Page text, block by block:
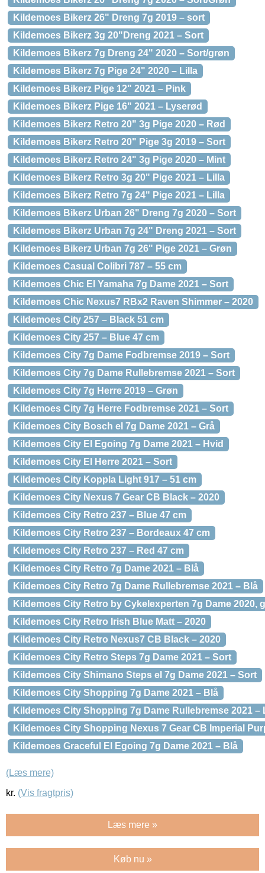
Kildemoes Bikerz 26" Dreng 7g 2019 – sort
Kildemoes Bikerz 3g 20"Dreng 2021 – Sort
Kildemoes Bikerz 7g Dreng 24" 2020 – Sort/grøn
Kildemoes Bikerz 7g Pige 24" 2020 – Lilla
Kildemoes Bikerz Pige 12" 2021 – Pink
Kildemoes Bikerz Pige 16" 2021 – Lyserød
Kildemoes Bikerz Retro 20" 3g Pige 2020 – Rød
Kildemoes Bikerz Retro 20" Pige 3g 2019 – Sort
Kildemoes Bikerz Retro 24" 3g Pige 2020 – Mint
Kildemoes Bikerz Retro 3g 20" Pige 2021 – Lilla
Kildemoes Bikerz Retro 7g 24" Pige 2021 – Lilla
Kildemoes Bikerz Urban 26" Dreng 7g 2020 – Sort
Kildemoes Bikerz Urban 7g 24" Dreng 2021 – Sort
Kildemoes Bikerz Urban 7g 26" Pige 2021 – Grøn
Kildemoes Casual Colibri 787 – 55 cm
Kildemoes Chic El Yamaha 7g Dame 2021 – Sort
Kildemoes Chic Nexus7 RBx2 Raven Shimmer – 2020
Kildemoes City 257 – Black 51 cm
Kildemoes City 257 – Blue 47 cm
Kildemoes City 7g Dame Fodbremse 2019 – Sort
Kildemoes City 7g Dame Rullebremse 2021 – Sort
Kildemoes City 7g Herre 2019 – Grøn
Kildemoes City 7g Herre Fodbremse 2021 – Sort
Kildemoes City Bosch el 7g Dame 2021 – Grå
Kildemoes City El Egoing 7g Dame 2021 – Hvid
Kildemoes City El Herre 2021 – Sort
Kildemoes City Koppla Light 917 – 51 cm
Kildemoes City Nexus 7 Gear CB Black – 2020
Kildemoes City Retro 237 – Blue 47 cm
Kildemoes City Retro 237 – Bordeaux 47 cm
Kildemoes City Retro 237 – Red 47 cm
Kildemoes City Retro 7g Dame 2021 – Blå
Kildemoes City Retro 7g Dame Rullebremse 2021 – Blå
Kildemoes City Retro by Cykelexperten 7g Dame 2020,
Kildemoes City Retro Irish Blue Matt – 2020
Kildemoes City Retro Nexus7 CB Black – 2020
Kildemoes City Retro Steps 7g Dame 2021 – Sort
Kildemoes City Shimano Steps el 7g Dame 2021 – Sort
Kildemoes City Shopping 7g Dame 2021 – Blå
Kildemoes City Shopping 7g Dame Rullebremse 2021 –
Kildemoes City Shopping Nexus 7 Gear CB Imperial
Kildemoes Graceful El Egoing 7g Dame 2021 – Blå
(Læs mere)
kr. (Vis fragtpris)
Læs mere »
Køb nu »